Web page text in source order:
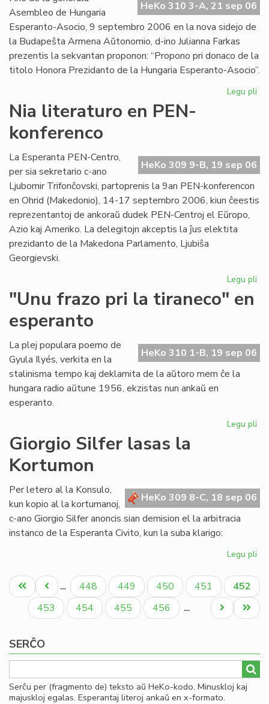
HeKo 310 3-A, 21 sep 06
Asembleo de Hungaria
Esperanto-Asocio, 9 septembro 2006 en la nova sidejo de
la Budapeŝta Armena Aŭtonomio, d-ino Julianna Farkas
prezentis la sekvantan proponon: “Propono pri donaco de la
titolo Honora Prezidanto de la Hungaria Esperanto-Asocio”.
Legu pli
Nia literaturo en PEN-
konferenco
HeKo 309 9-B, 19 sep 06
La Esperanta PEN-Centro,
per sia sekretario c-ano
Ljubomir Trifonĉovski, partoprenis la 9an PEN-konferencon
en Ohrid (Makedonio), 14-17 septembro 2006, kiun ĉeestis
reprezentantoj de ankoraŭ dudek PEN-Centroj el Eŭropo,
Azio kaj Ameriko. La delegitojn akceptis la ĵus elektita
prezidanto de la Makedona Parlamento, Ljubiŝa
Georgievski.
Legu pli
"Unu frazo pri la tiraneco" en
esperanto
HeKo 310 1-B, 19 sep 06
La plej populara poemo de
Gyula Ilyés, verkita en la
stalinisma tempo kaj deklamita de la aŭtoro mem ĉe la
hungara radio aŭtune 1956, ekzistas nun ankaŭ en
esperanto.
Legu pli
Giorgio Silfer lasas la
Kortumon
HeKo 309 8-C, 18 sep 06
Per letero al la Konsulo,
kun kopio al la kortumanoj,
c-ano Giorgio Silfer anoncis sian demision el la arbitracia
instanco de la Esperanta Civito, kun la suba klarigo:
Legu pli
la
Pagination
Unua
paĝo
Antaŭa
paĝo
… Paĝo
448 Paĝo
449 Paĝo
450 Paĝo
451
Aktuala
paĝo
452
Paĝo
453 Paĝo
454 Paĝo
455 Paĝo
456 …
Last
page
Next
page
SERĈO
Serĉu per (fragmento de) teksto aŭ HeKo-kodo. Minuskloj kaj
majuskloj egalas. Esperantaj literoj ankaŭ en x-formato.